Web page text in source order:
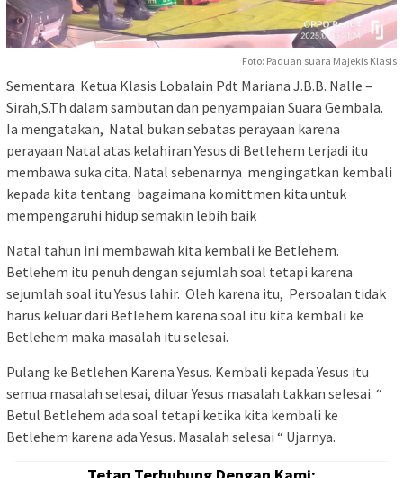
Foto: Paduan suara Majekis Klasis
Sementara Ketua Klasis Lobalain Pdt Mariana J.B.B. Nalle –
Sirah,S.Th dalam sambutan dan penyampaian Suara Gembala.
Ia mengatakan, Natal bukan sebatas perayaan karena
perayaan Natal atas kelahiran Yesus di Betlehem terjadi itu
membawa suka cita. Natal sebenarnya mengingatkan kembali
kepada kita tentang bagaimana komittmen kita untuk
mempengaruhi hidup semakin lebih baik
Natal tahun ini membawah kita kembali ke Betlehem.
Betlehem itu penuh dengan sejumlah soal tetapi karena
sejumlah soal itu Yesus lahir. Oleh karena itu, Persoalan tidak
harus keluar dari Betlehem karena soal itu kita kembali ke
Betlehem maka masalah itu selesai.
Pulang ke Betlehen Karena Yesus. Kembali kepada Yesus itu
semua masalah selesai, diluar Yesus masalah takkan selesai. “
Betul Betlehem ada soal tetapi ketika kita kembali ke
Betlehem karena ada Yesus. Masalah selesai “ Ujarnya.